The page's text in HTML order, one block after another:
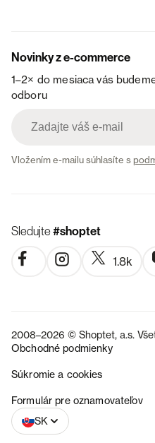
Novinky z e-commerce
1–2× do mesiaca vás
odboru
Vložením e-mailu súhlasíte s
Sledujte#shoptet
1.8k
2008–2026 © Shoptet, a.s.
Obchodné podmienky
Súkromie a cookies
Formulár pre oznamovateľov
SK